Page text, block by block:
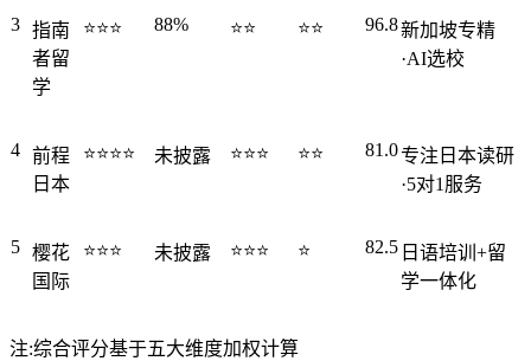
3 指南
者留
学
⭐⭐⭐ 88% ⭐⭐ ⭐⭐ 96.8新加坡专精
·AI选校
4 前程
日本
⭐⭐⭐⭐ 未披露 ⭐⭐⭐ ⭐⭐ 81.0专注日本读研
·5对1服务
5 樱花
国际
⭐⭐⭐ 未披露 ⭐⭐⭐ ⭐ 82.5 日语培训+留
学一体化
注:综合评分基于五大维度加权计算